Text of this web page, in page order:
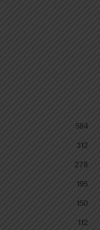
584
312
278
195
150
112